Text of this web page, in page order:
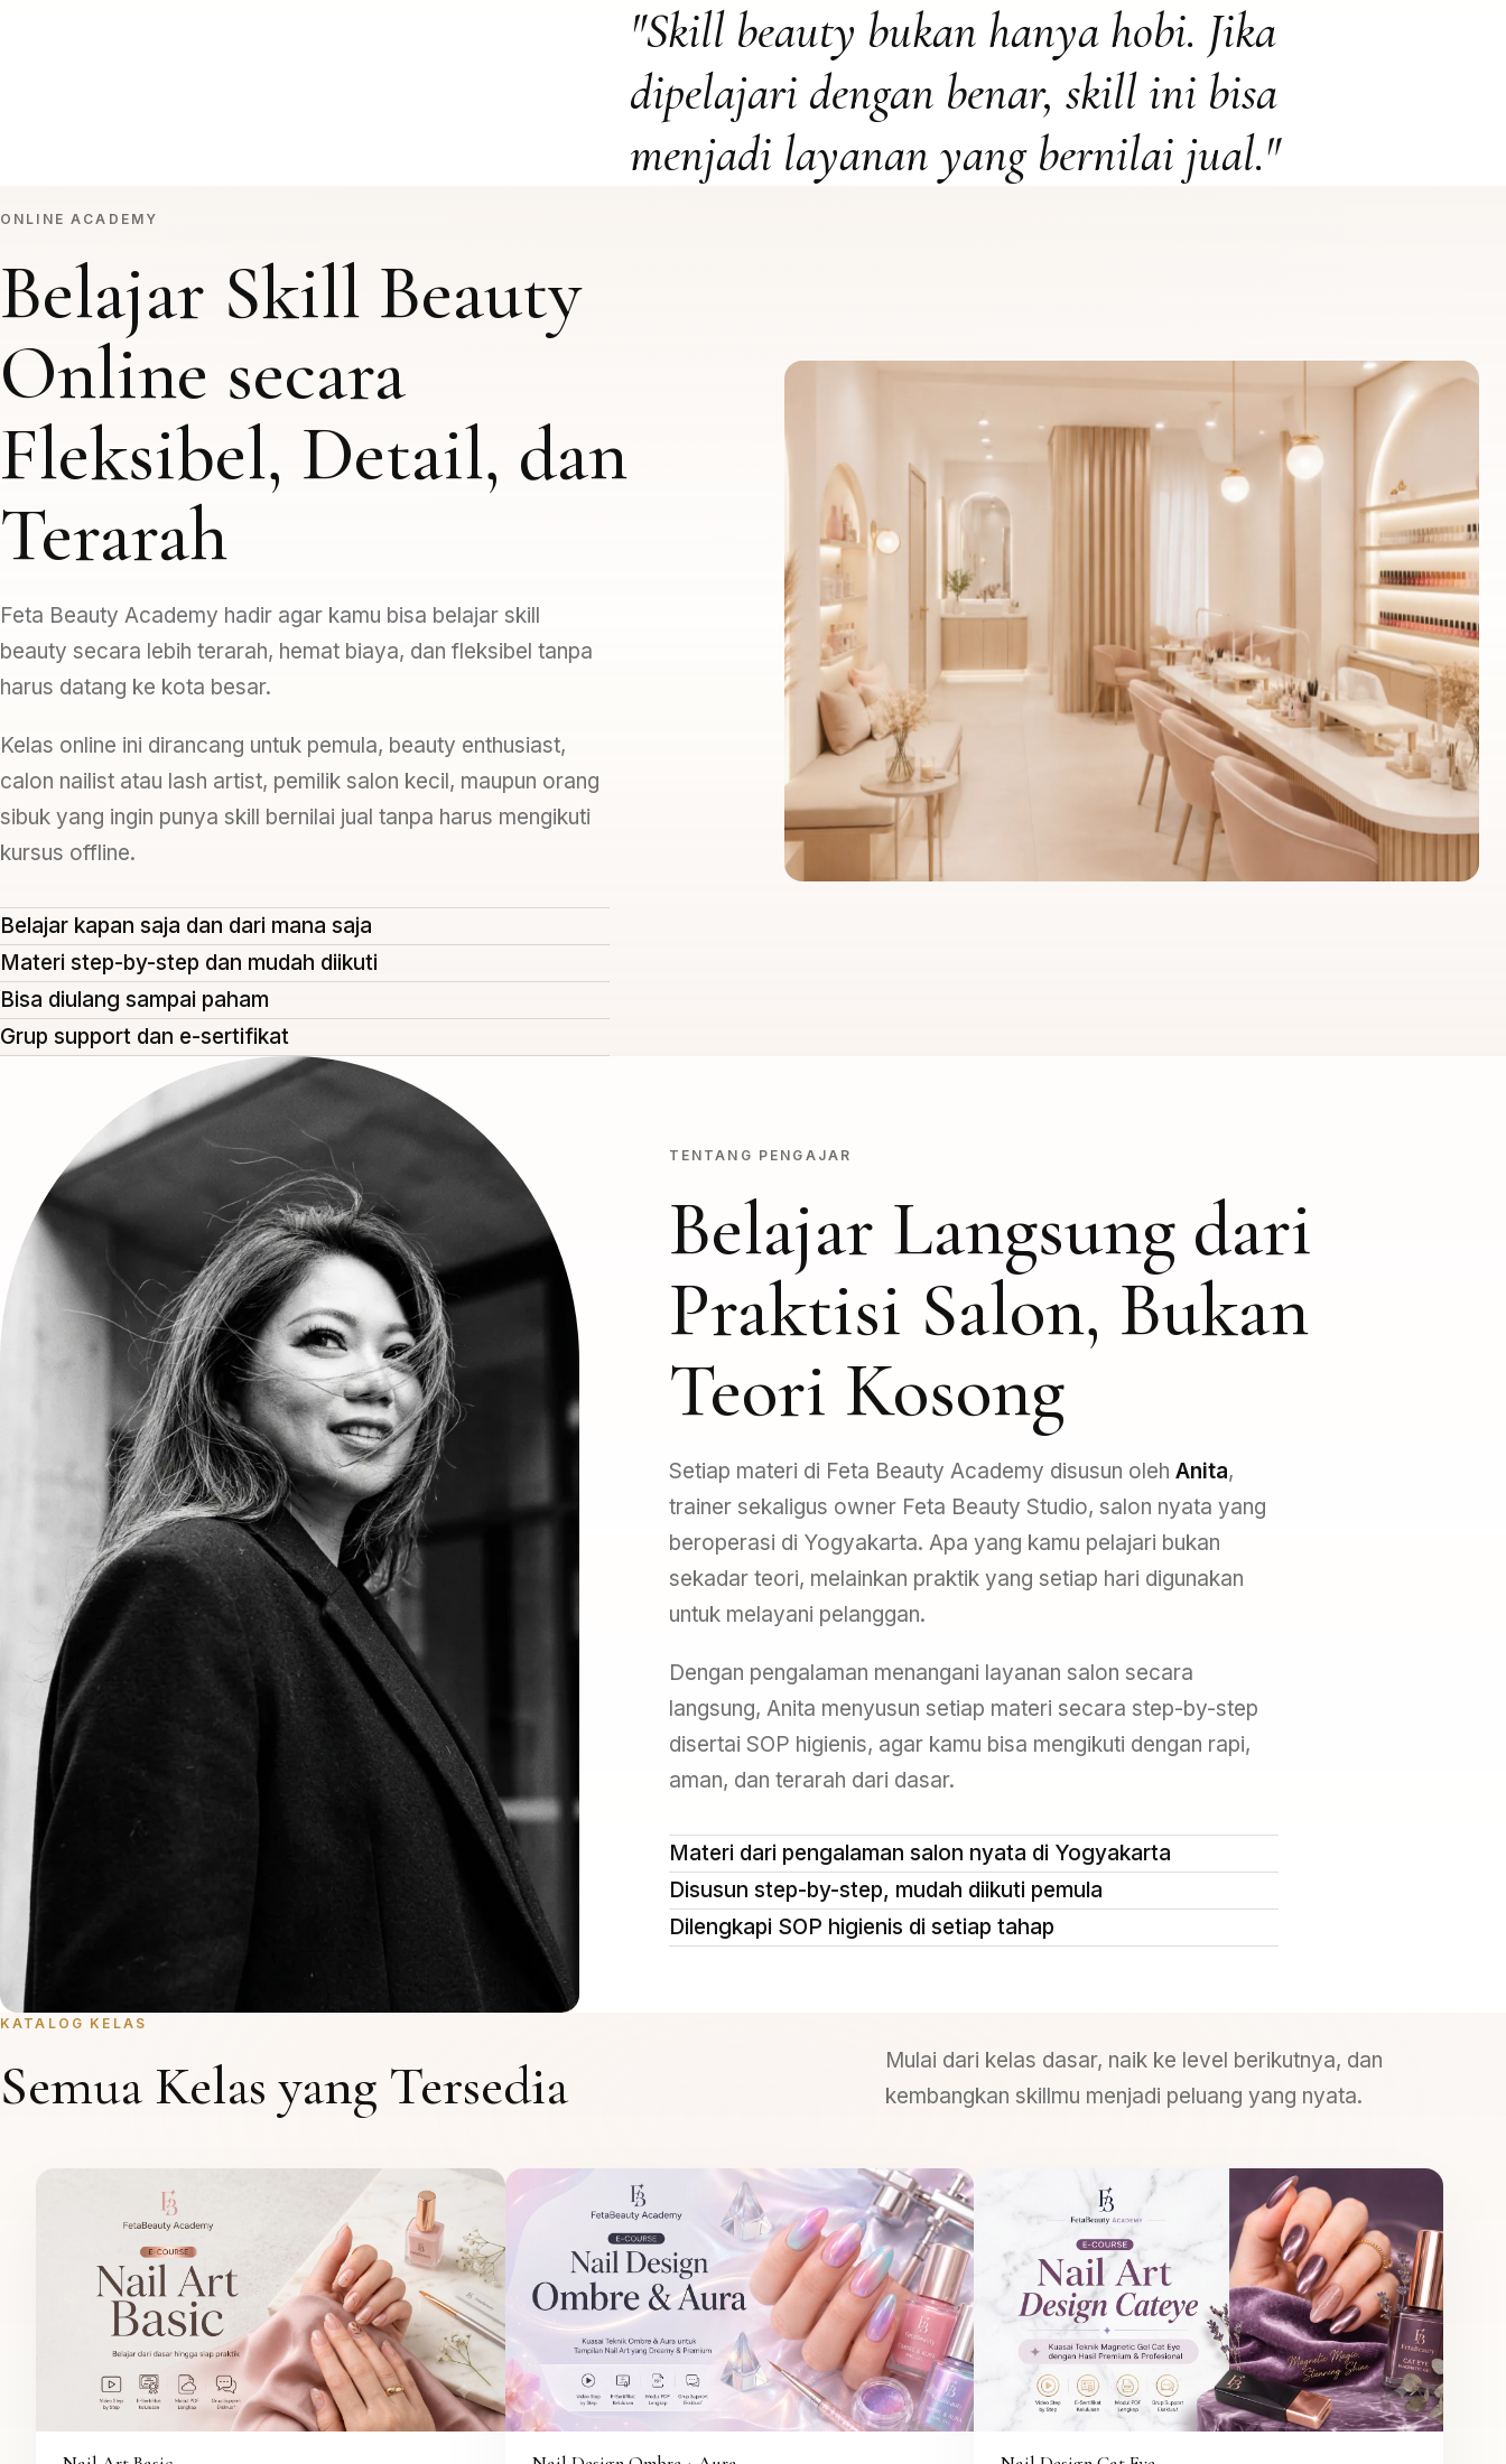
"Skill beauty bukan hanya hobi. Jika
dipelajari dengan benar, skill ini bisa
menjadi layanan yang bernilai jual."
ONLINE ACADEMY
Belajar Skill Beauty
Online secara
Fleksibel, Detail, dan
Terarah
Feta Beauty Academy hadir agar kamu bisa belajar skill
beauty secara lebih terarah, hemat biaya, dan fleksibel tanpa
harus datang ke kota besar.
Kelas online ini dirancang untuk pemula, beauty enthusiast,
calon nailist atau lash artist, pemilik salon kecil, maupun orang
sibuk yang ingin punya skill bernilai jual tanpa harus mengikuti
kursus offline.
Belajar kapan saja dan dari mana saja
Materi step-by-step dan mudah diikuti
Bisa diulang sampai paham
Grup support dan e-sertifikat
TENTANG PENGAJAR
Belajar Langsung dari
Praktisi Salon, Bukan
Teori Kosong
Setiap materi di Feta Beauty Academy disusun oleh Anita,
trainer sekaligus owner Feta Beauty Studio, salon nyata yang
beroperasi di Yogyakarta. Apa yang kamu pelajari bukan
sekadar teori, melainkan praktik yang setiap hari digunakan
untuk melayani pelanggan.
Dengan pengalaman menangani layanan salon secara
langsung, Anita menyusun setiap materi secara step-by-step
disertai SOP higienis, agar kamu bisa mengikuti dengan rapi,
aman, dan terarah dari dasar.
Materi dari pengalaman salon nyata di Yogyakarta
Disusun step-by-step, mudah diikuti pemula
Dilengkapi SOP higienis di setiap tahap
KATALOG KELAS
Semua Kelas yang Tersedia
Mulai dari kelas dasar, naik ke level berikutnya, dan
kembangkan skillmu menjadi peluang yang nyata.